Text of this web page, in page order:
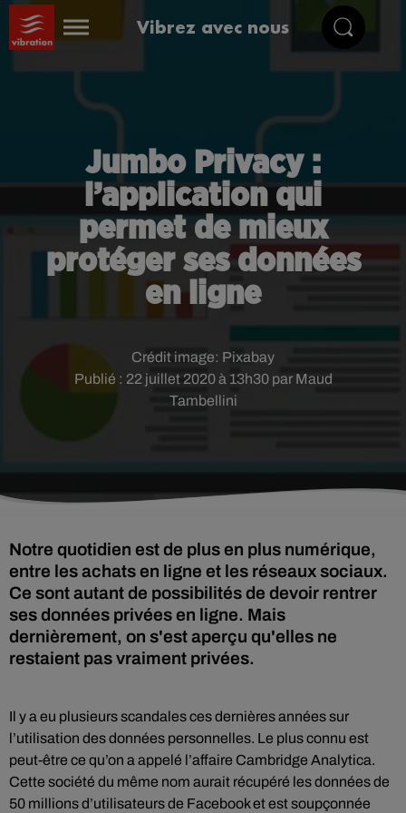
Vibrez avec nous
Jumbo Privacy :
l’application qui
permet de mieux
protéger ses données
en ligne
Publié : 22 juillet 2020 à 13h30 par Maud
Tambellini
Crédit image: Pixabay
Notre quotidien est de plus en plus numérique,
entre les achats en ligne et les réseaux sociaux.
Ce sont autant de possibilités de devoir rentrer
ses données privées en ligne. Mais
dernièrement, on s'est aperçu qu'elles ne
restaient pas vraiment privées.
Il y a eu plusieurs scandales ces dernières années sur
l’utilisation des données personnelles. Le plus connu est
peut-être ce qu’on a appelé l’affaire Cambridge Analytica.
Cette société du même nom aurait récupéré les données de
50 millions d’utilisateurs de Facebook et est soupçonnée